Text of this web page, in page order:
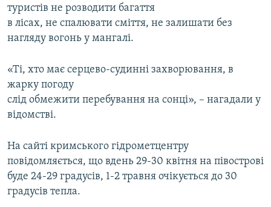
туристів не розводити багаття
в лісах, не спалювати сміття, не залишати без
нагляду вогонь у мангалі.
«Ті, хто має серцево-судинні захворювання, в
жарку погоду
слід обмежити перебування на сонці», – нагадали у
відомстві.
На сайті кримського гідрометцентру
повідомляється, що вдень 29-30 квітня на півострові
буде 24-29 градусів, 1-2 травня очікується до 30
градусів тепла.